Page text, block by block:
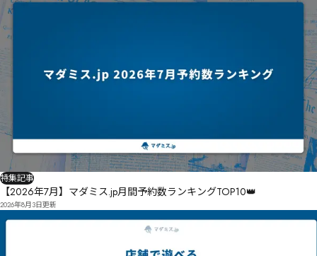
特集記事
【2026年7月】マダミス.jp月間予約数ランキングTOP10👑
2026年8月3日更新